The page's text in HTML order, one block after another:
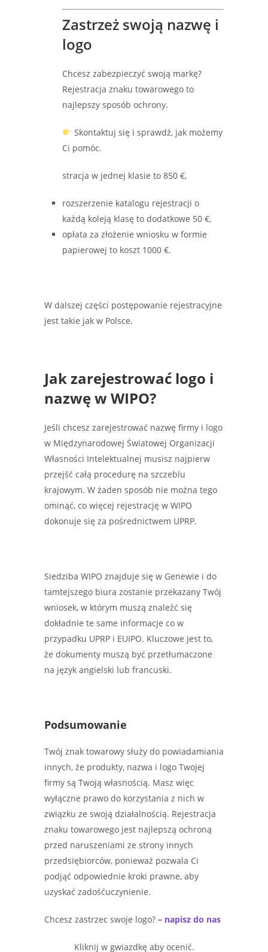
Zastrzeż swoją nazwę i
logo
Chcesz zabezpieczyć swoją markę?
Rejestracja znaku towarowego to
najlepszy sposób ochrony.
Skontaktuj się i sprawdź, jak możemy
Ci pomóc.
stracja w jednej klasie to 850 €,
rozszerzenie katalogu rejestracji o
każdą koleją klasę to dodatkowe 50 €,
opłata za złożenie wniosku w formie
papierowej to koszt 1000 €.
W dalszej części postępowanie rejestracyjne
jest takie jak w Polsce.
Jak zarejestrować logo i
nazwę w WIPO?
Jeśli chcesz zarejestrować nazwę firmy i logo
w Międzynarodowej Światowej Organizacji
Własności Intelektualnej musisz najpierw
przejść całą procedurę na szczeblu
krajowym. W żaden sposób nie można tego
ominąć, co więcej rejestrację w WIPO
dokonuje się za pośrednictwem UPRP.
Siedziba WIPO znajduje się w Genewie i do
tamtejszego biura zostanie przekazany Twój
wniosek, w którym muszą znaleźć się
dokładnie te same informacje co w
przypadku UPRP i EUIPO. Kluczowe jest to,
że dokumenty muszą być przetłumaczone
na język angielski lub francuski.
Podsumowanie
Twój znak towarowy służy do powiadamiania
innych, że produkty, nazwa i logo Twojej
firmy są Twoją własnością. Masz więc
wyłączne prawo do korzystania z nich w
związku ze swoją działalnością. Rejestracja
znaku towarowego jest najlepszą ochroną
przed naruszeniami ze strony innych
przedsiębiorców, ponieważ pozwala Ci
podjąć odpowiednie kroki prawne, aby
uzyskać zadośćuczynienie.
Chcesz zastrzec swoje logo? – napisz do nas
Kliknij w gwiazdkę aby ocenić.